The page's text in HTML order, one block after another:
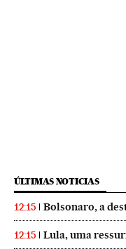
ÚLTIMAS NOTICIAS
12:15 Bolsonaro, a
12:15 Lula, uma